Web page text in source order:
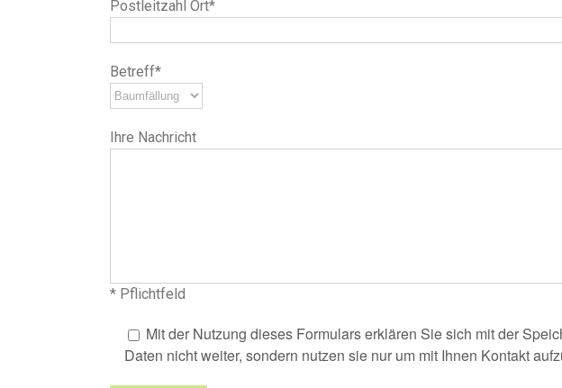
Postleitzahl Ort*
Betreff*
Ihre Nachricht
* Pflichtfeld
Mit der Nutzung dieses Formulars erklären Sie sich mit der
Daten nicht weiter, sondern nutzen sie nur um mit Ihnen Kontakt